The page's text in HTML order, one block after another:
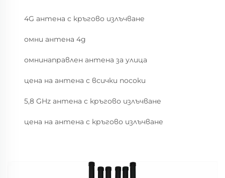
4G антена с кръгово излъчване
омни антена 4g
омнинаправлен антена за улица
цена на антена с всички посоки
5,8 GHz антена с кръгово излъчване
цена на антена с кръгово излъчване